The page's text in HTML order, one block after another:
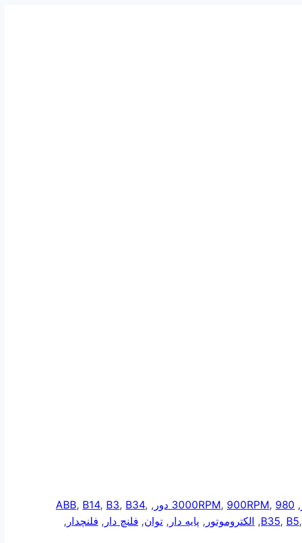
,
3000RPM, 900RPM, 980 دور ,
ABB, B14, B3, B34,
B35, B5,
, الکتروموتور , پایه دار , توان, فلنچ دار , فلنچدار ,